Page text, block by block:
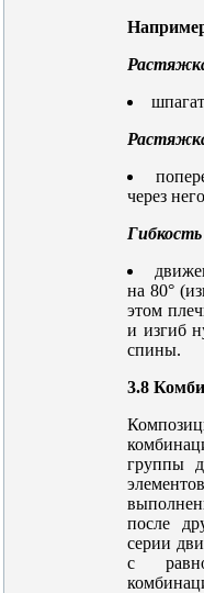
через него
на 80°
этом
и изгиб
спины.
3.8
группы
после
серии
с